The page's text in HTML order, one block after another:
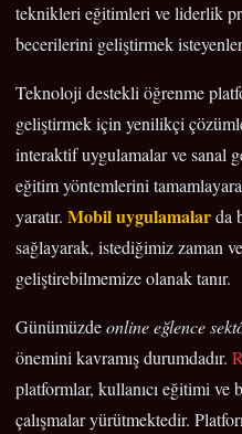
teknikleri eğitimleri ve liderlik
becerilerini geliştirmek
Teknoloji destekli öğrenme
geliştirmek için yenilikçi
interaktif uygulamalar ve sanal
eğitim yöntemlerini
yaratır. Mobil uygulamalarda
sağlayarak, istediğimiz zaman
geliştirebilmemize olanak tanır.
Günümüzdeonline eğlence
önemini kavramış durumdadır.
platformlar, kullanıcı eğitimi ve
çalışmalar yürütmektedir.